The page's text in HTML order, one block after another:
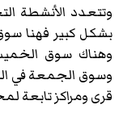
وتتعدد الأنشطة
بشكل كبير فهنا سوق
وهناك سوق
وسوق الجمعة في
قرى ومراكز تابعة